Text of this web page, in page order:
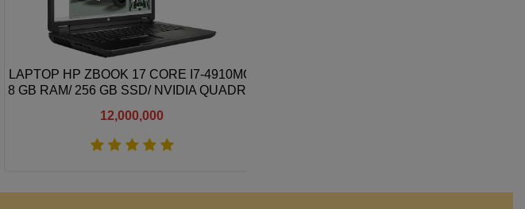
LAPTOP HP ZBOOK 17 CORE I7-4910MQ/
8 GB RAM/ 256 GB SSD/ NVIDIA QUADRO
12,000,000